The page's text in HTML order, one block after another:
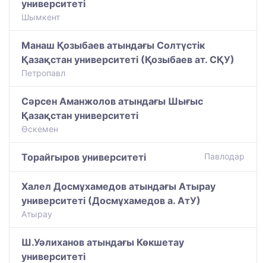
университеті
Шымкент
Манаш Қозыбаев атындағы Солтүстік
Қазақстан университеті (Қозыбаев ат. СҚУ)
Петропавл
Сәрсен Аманжолов атындағы Шығыс
Қазақстан университеті
Өскемен
Торайгыров университеті Павлодар
Халел Досмұхамедов атындағы Атырау
университеті (Досмұхамедов а. АтУ)
Атырау
Ш.Уәлиханов атындағы Көкшетау
университетi